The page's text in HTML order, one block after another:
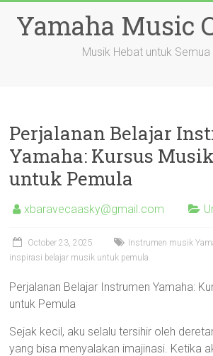
contentYamaha Music
Musik Hebat untuk Semua
Perjalanan Belajar
Yamaha: Kursus
untuk Pemula
xbaravecaasky@gmail.com
October 23, 2025
Instrumen musik
inspirasi belajar musik untuk pemula
Perjalanan Belajar Instrumen Yamaha:
untuk Pemula
Sejak kecil, aku selalu tersihir oleh
yang bisa menyalakan imajinasi. Ketika